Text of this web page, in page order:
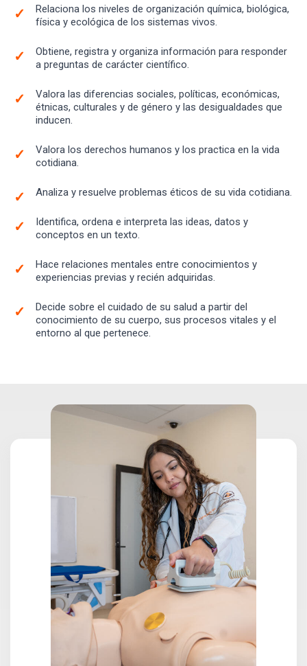
Relaciona los niveles de organización química, biológica,
física y ecológica de los sistemas vivos.
Obtiene, registra y organiza información para responder
a preguntas de carácter científico.
Valora las diferencias sociales, políticas, económicas,
étnicas, culturales y de género y las desigualdades que
inducen.
Valora los derechos humanos y los practica en la vida
cotidiana.
Analiza y resuelve problemas éticos de su vida cotidiana.
Identifica, ordena e interpreta las ideas, datos y
conceptos en un texto.
Hace relaciones mentales entre conocimientos y
experiencias previas y recién adquiridas.
Decide sobre el cuidado de su salud a partir del
conocimiento de su cuerpo, sus procesos vitales y el
entorno al que pertenece.